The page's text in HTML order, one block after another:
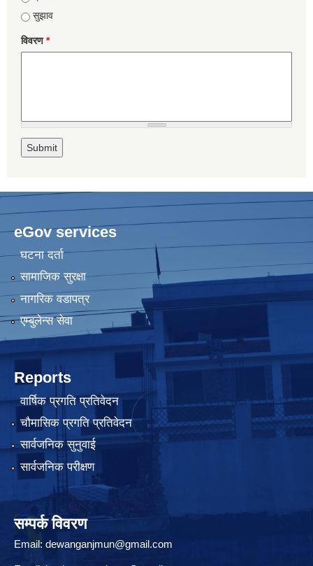
सुझाव
विवरण*
eGov services
घटना दर्ता
सामाजिक सुरक्षा
नागरिक वडापत्र
एम्बुलेन्स सेवा
Reports
वार्षिक प्रगति प्रतिवेदन
चौमासिक प्रगति प्रतिवेदन
सार्वजनिक सुनुवाई
सार्वजनिक परीक्षण
सम्पर्क विवरण
Email: dewanganjmun@gmail.com